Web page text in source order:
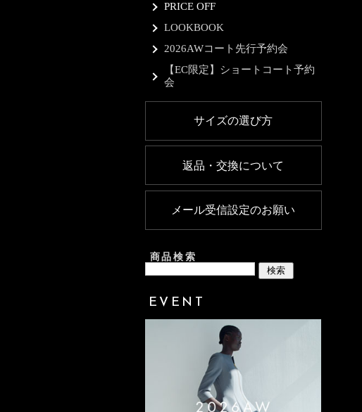
PRICE OFF
LOOKBOOK
2026AWコート先行予約会
【EC限定】ショートコート予約
会
サイズの選び方
返品・交換について
メール受信設定のお願い
商品検索
EVENT